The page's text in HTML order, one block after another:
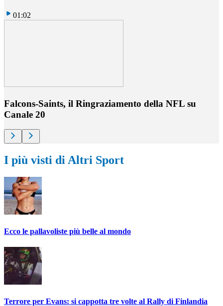
01:02
Falcons-Saints, il Ringraziamento della NFL su
Canale 20
I più visti di Altri Sport
Ecco le pallavoliste più belle al mondo
Terrore per Evans: si cappotta tre volte al Rally di Finlandia